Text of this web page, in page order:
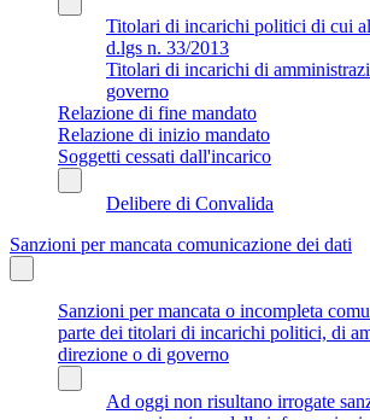
Titolari di incarichi politici di cui
d.lgs n. 33/2013
Titolari di incarichi di
governo
Relazione di fine mandato
Relazione di inizio mandato
Soggetti cessati dall'incarico
Delibere di Convalida
Sanzioni per mancata comunicazione dei dati
Sanzioni per mancata o incompleta
parte dei titolari di incarichi politici, di
direzione o di governo
Ad oggi non risultano irrogate